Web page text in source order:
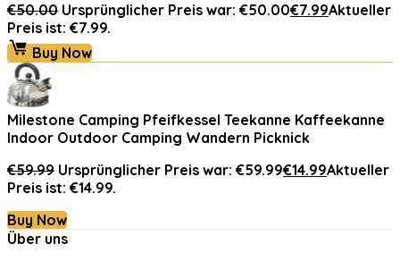
€50.00 Ursprünglicher Preis war: €50.00€7.99Aktueller
Preis ist: €7.99.
Buy Now
Milestone Camping Pfeifkessel Teekanne Kaffeekanne
Indoor Outdoor Camping Wandern Picknick
€59.99 Ursprünglicher Preis war: €59.99€14.99Aktueller
Preis ist: €14.99.
Buy Now
Über uns